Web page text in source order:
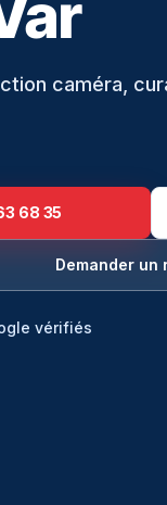
caméra,
68 35
Demander un
vérifiés